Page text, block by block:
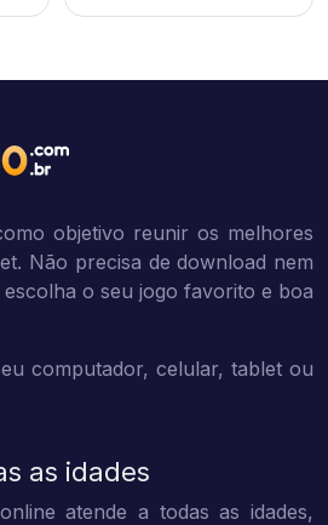
objetivo reunir os melhores
Não precisa de download nem
o seu jogo favorito e boa
computador, celular, tablet ou
as idades
atende a todas as idades,